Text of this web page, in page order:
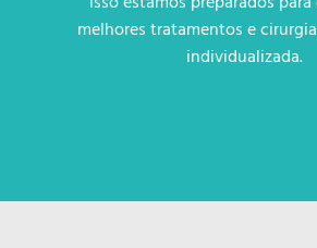
melhores tratamentos e
individualizada.